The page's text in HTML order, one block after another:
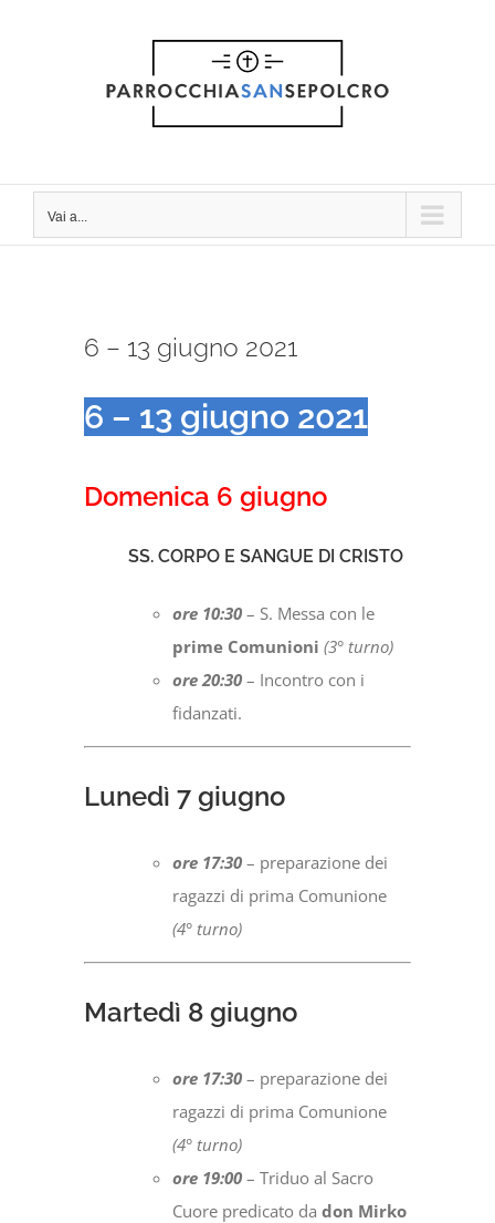
Vai a...
6 – 13 giugno 2021
6 – 13 giugno 2021
Domenica 6 giugno
SS. CORPO E SANGUE DI CRISTO
ore 10:30 – S. Messa con le
prime Comunioni (3° turno)
ore 20:30 – Incontro con i
fidanzati.
Lunedì 7 giugno
ore 17:30 – preparazione dei
ragazzi di prima Comunione
(4° turno)
Martedì 8 giugno
ore 17:30 – preparazione dei
ragazzi di prima Comunione
(4° turno)
ore 19:00 – Triduo al Sacro
Cuore predicato dadon Mirko